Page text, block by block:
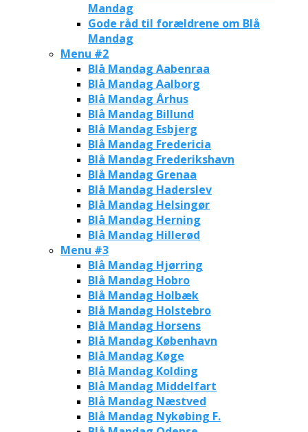
Mandag
Gode råd til forældrene om Blå
Mandag
Menu #2
Blå Mandag Aabenraa
Blå Mandag Aalborg
Blå Mandag Århus
Blå Mandag Billund
Blå Mandag Esbjerg
Blå Mandag Fredericia
Blå Mandag Frederikshavn
Blå Mandag Grenaa
Blå Mandag Haderslev
Blå Mandag Helsingør
Blå Mandag Herning
Blå Mandag Hillerød
Menu #3
Blå Mandag Hjørring
Blå Mandag Hobro
Blå Mandag Holbæk
Blå Mandag Holstebro
Blå Mandag Horsens
Blå Mandag København
Blå Mandag Køge
Blå Mandag Kolding
Blå Mandag Middelfart
Blå Mandag Næstved
Blå Mandag Nykøbing F.